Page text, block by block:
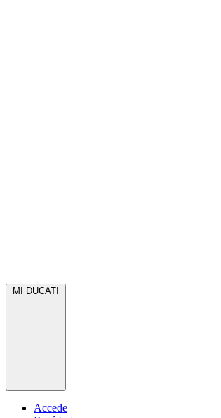
MI DUCATI
Accede